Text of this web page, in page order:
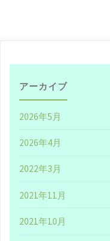
章"
アーカイブ
2026年5月
2026年4月
2022年3月
2021年11月
2021年10月